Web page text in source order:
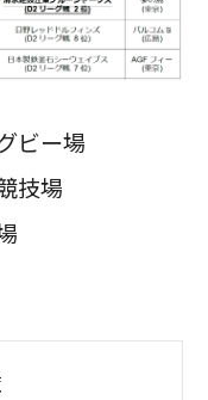
ビー場
技場